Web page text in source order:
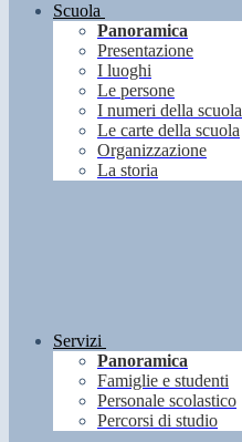
Scuola
Panoramica
Presentazione
I luoghi
Le persone
I numeri della scuola
Le carte della scuola
Organizzazione
La storia
Servizi
Panoramica
Famiglie e studenti
Personale scolastico
Percorsi di studio